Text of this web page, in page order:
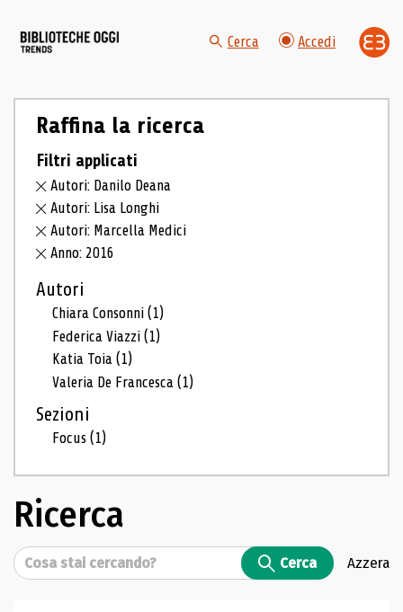
Cerca Accedi
Raffina la ricerca
Filtri applicati
Autori: Danilo Deana
Autori: Lisa Longhi
Autori: Marcella Medici
Anno: 2016
Autori
Chiara Consonni(1)
Federica Viazzi(1)
Katia Toia(1)
Valeria De Francesca(1)
Sezioni
Focus(1)
Ricerca
Cerca Cerca Azzera